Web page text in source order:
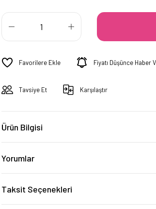
Fiyatı Düşünce Haber
Tavsiye Et Karşılaştır
Ürün Bilgisi
Yorumlar
Taksit Seçenekleri